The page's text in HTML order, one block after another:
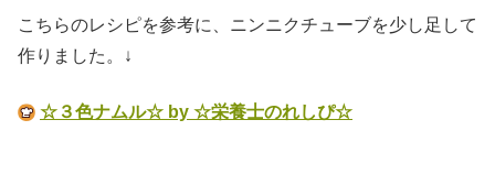
こちらのレシピを参考に、ニンニクチューブを少し足して
作りました。↓
☆３色ナムル☆ by ☆栄養士のれしぴ☆